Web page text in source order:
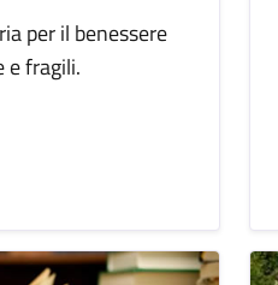
per il benessere
e fragili.